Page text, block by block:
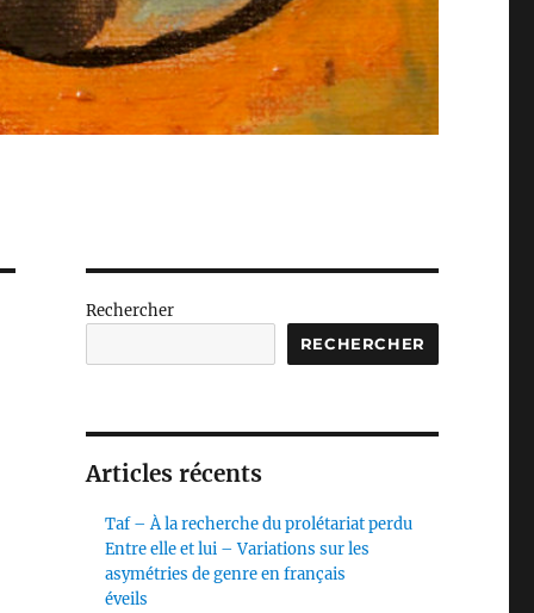
Rechercher
RECHERCHER
Articles récents
Taf – À la recherche du prolétariat perdu
Entre elle et lui – Variations sur les
asymétries de genre en français
éveils